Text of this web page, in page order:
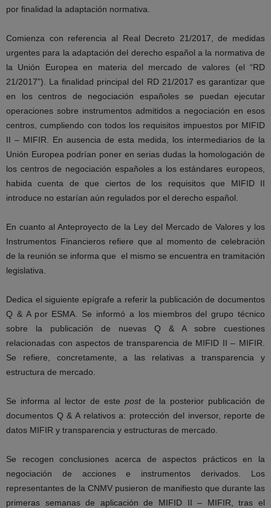
por finalidad la adaptación normativa.
Comienza con referencia al Real Decreto 21/2017, de medidas
urgentes para la adaptación del derecho español a la normativa de
la Unión Europea en materia del mercado de valores (el “RD
21/2017”). La finalidad principal del RD 21/2017 es garantizar que
en los centros de negociación españoles se puedan ejecutar
operaciones sobre instrumentos admitidos a negociación en esos
centros, cumpliendo con todos los requisitos impuestos por MIFID
II – MIFIR. En ausencia de esta medida, los intermediarios de la
Unión Europea podrían poner en serias dudas la homologación de
los centros de negociación españoles a los estándares europeos,
habida cuenta de que ciertos de los requisitos que MIFID II
introduce no estarían aún regulados por el derecho español.
En cuanto al Anteproyecto de la Ley del Mercado de Valores y los
Instrumentos Financieros refiere que al momento de celebración
de la reunión se informa que el mismo se encuentra en tramitación
legislativa.
Dedica el siguiente epígrafe a referir la publicación de documentos
Q & A por ESMA. Se informó a los miembros del grupo técnico
sobre la publicación de nuevas Q & A sobre cuestiones
relacionadas con aspectos de transparencia de MIFID II – MIFIR.
Se refiere, concretamente, a las relativas a transparencia y
estructura de mercado.
Se informa al lector de este post de la posterior publicación de
documentos Q & A relativos a: protección del inversor, reporte de
datos MIFIR y transparencia y estructuras de mercado.
Se recogen conclusiones acerca de aspectos prácticos en la
negociación de acciones e instrumentos derivados. Los
representantes de la CNMV pusieron de manifiesto que durante las
primeras semanas de aplicación de MIFID II – MIFIR, tras el